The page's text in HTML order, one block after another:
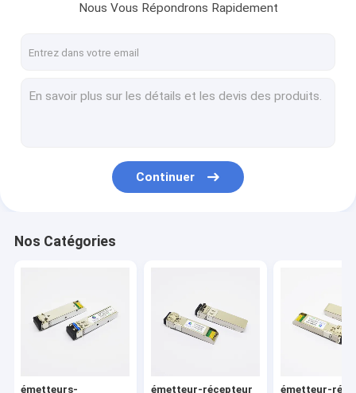
Visite d'usine
émetteur-récepteur de fibre de 10G SFP+
émetteur-récepteur de 25G SFP28
Nous Vous Répondrons Rapidement
Continuer
Nos Catégories
émetteurs- émetteur-récepteur émetteur-